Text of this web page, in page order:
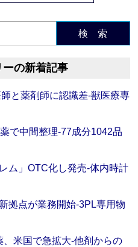
検 索
ーの新着記事
と薬剤師に認識差‐獣医療専
で中間整理‐77成分1042品
ム」OTC化し発売‐体内時計
拠点が業務開始‐3PL専用物
、米国で急拡大‐他剤からの